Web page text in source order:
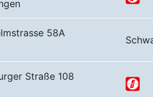
58A
Straße 108